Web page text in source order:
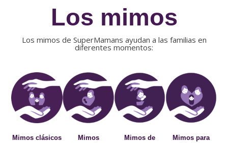
Los mimos
Los mimos de SuperMamans ayudan a las familias en
diferentes momentos:
Mimos clásicos
Mimos
Mimos de
Mimos para